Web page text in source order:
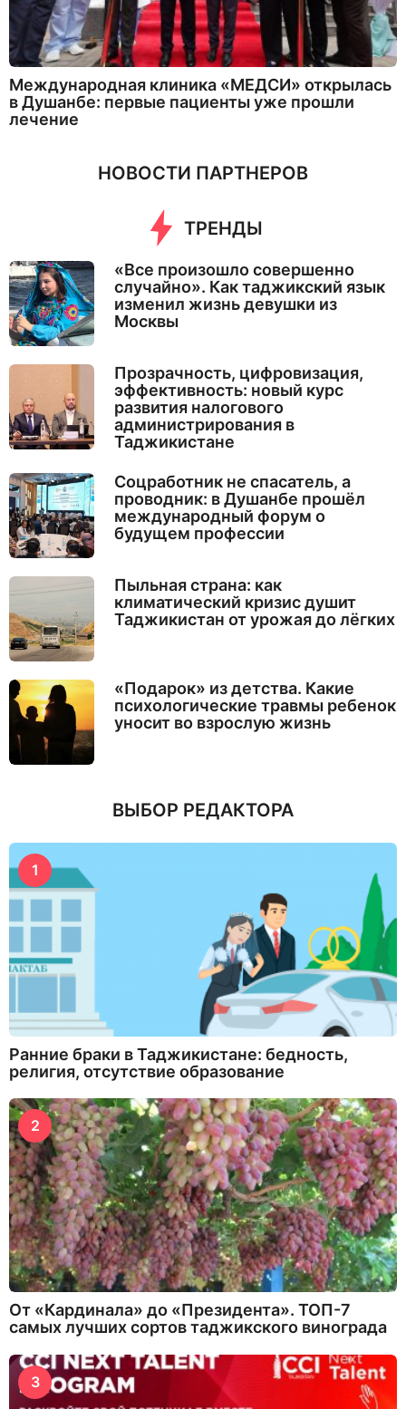
Международная клиника «МЕДСИ» открылась
в Душанбе: первые пациенты уже прошли
лечение
НОВОСТИ ПАРТНЕРОВ
ТРЕНДЫ
«Все произошло совершенно
случайно». Как таджикский язык
изменил жизнь девушки из
Москвы
Прозрачность, цифровизация,
эффективность: новый курс
развития налогового
администрирования в
Таджикистане
Соцработник не спасатель, а
проводник: в Душанбе прошёл
международный форум о
будущем профессии
Пыльная страна: как
климатический кризис душит
Таджикистан от урожая до лёгких
«Подарок» из детства. Какие
психологические травмы ребенок
уносит во взрослую жизнь
ВЫБОР РЕДАКТОРА
1
Ранние браки в Таджикистане: бедность,
религия, отсутствие образование
2
От «Кардинала» до «Президента». ТОП-7
самых лучших сортов таджикского винограда
3